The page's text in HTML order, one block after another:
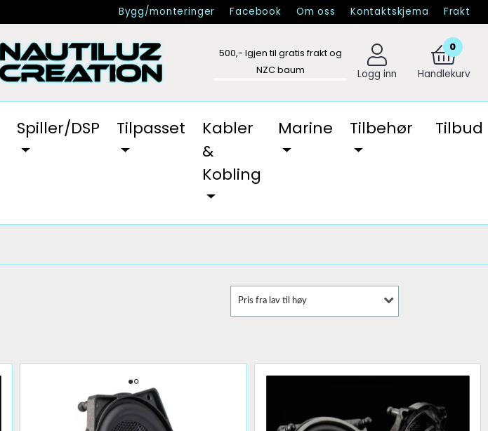
Bygg/monteringer Facebook Om oss Kontaktskjema Frakt
500,- Igjen til gratis frakt og
NZC baum
Logg inn
0
Handlekurv
Spiller/DSP Tilpasset
Kabler
&
Kobling
Marine Tilbehør Tilbud
Pris fra lav til høy